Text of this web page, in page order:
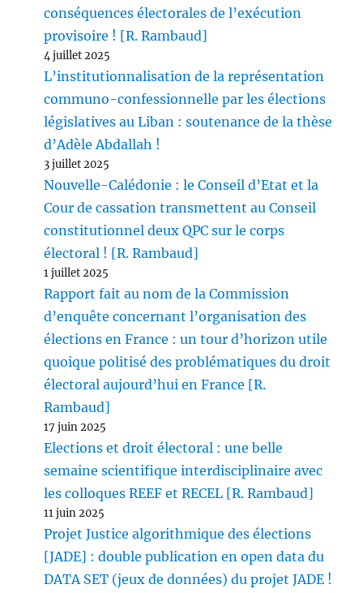
conséquences électorales de l’exécution
provisoire ! [R. Rambaud]
4 juillet 2025
L’institutionnalisation de la représentation
communo-confessionnelle par les élections
législatives au Liban : soutenance de la thèse
d’Adèle Abdallah !
3 juillet 2025
Nouvelle-Calédonie : le Conseil d’Etat et la
Cour de cassation transmettent au Conseil
constitutionnel deux QPC sur le corps
électoral ! [R. Rambaud]
1 juillet 2025
Rapport fait au nom de la Commission
d’enquête concernant l’organisation des
élections en France : un tour d’horizon utile
quoique politisé des problématiques du droit
électoral aujourd’hui en France [R.
Rambaud]
17 juin 2025
Elections et droit électoral : une belle
semaine scientifique interdisciplinaire avec
les colloques REEF et RECEL [R. Rambaud]
11 juin 2025
Projet Justice algorithmique des élections
[JADE] : double publication en open data du
DATA SET (jeux de données) du projet JADE !